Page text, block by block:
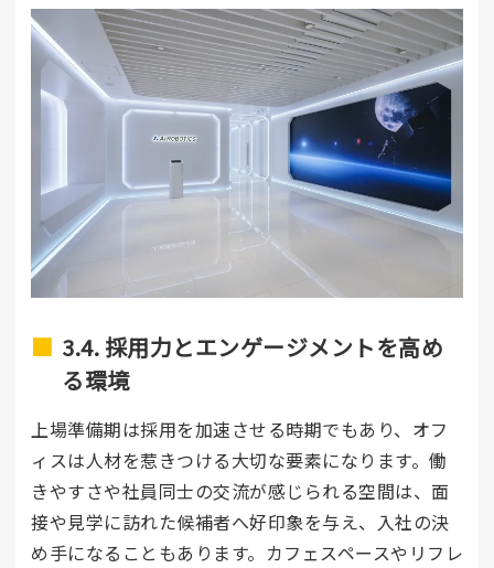
3.4. 採用力とエンゲージメントを高め
る環境
上場準備期は採用を加速させる時期でもあり、オフ
ィスは人材を惹きつける大切な要素になります。働
きやすさや社員同士の交流が感じられる空間は、面
接や見学に訪れた候補者へ好印象を与え、入社の決
め手になることもあります。カフェスペースやリフレ